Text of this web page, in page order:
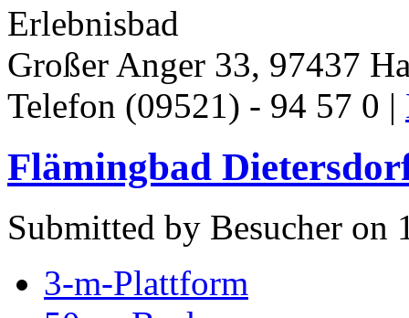
Erlebnisbad
Großer Anger 33, 97437
Telefon (09521) - 94 57 0 |
Flämingbad
Submitted by Besucher on
3-m-Plattform